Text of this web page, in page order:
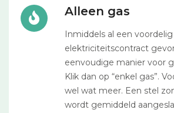
Alleen gas
Inmiddels al een voordelig
elektriciteitscontract
eenvoudige manier voor
Klik dan op “enkel gas”.
wel wat meer. Een stel
wordt gemiddeld